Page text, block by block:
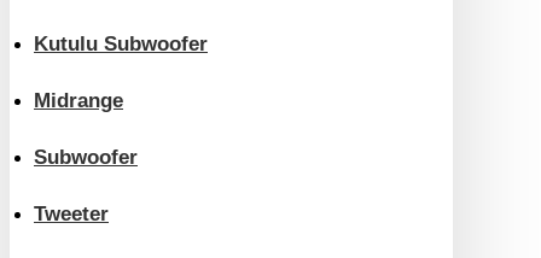
Kutulu Subwoofer
Midrange
Subwoofer
Tweeter